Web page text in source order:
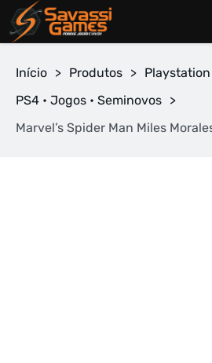
Início > Produtos >
PS4 • Jogos • Seminovos >
Marvel’s Spider Man Miles